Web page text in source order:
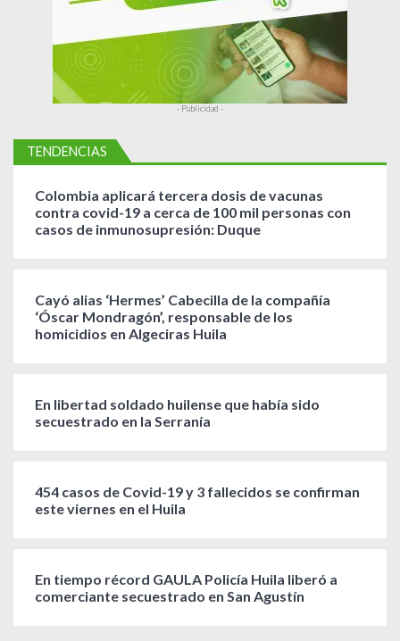
- Publicidad -
TENDENCIAS
Colombia aplicará tercera dosis de vacunas
contra covid-19 a cerca de 100 mil personas con
casos de inmunosupresión: Duque
Cayó alias ‘Hermes’ Cabecilla de la compañía
‘Óscar Mondragón’, responsable de los
homicidios en Algeciras Huila
En libertad soldado huilense que había sido
secuestrado en la Serranía
454 casos de Covid-19 y 3 fallecidos se confirman
este viernes en el Huila
En tiempo récord GAULA Policía Huila liberó a
comerciante secuestrado en San Agustín